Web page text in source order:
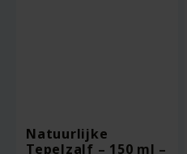
Natuurlijke
Tepelzalf – 150 ml –